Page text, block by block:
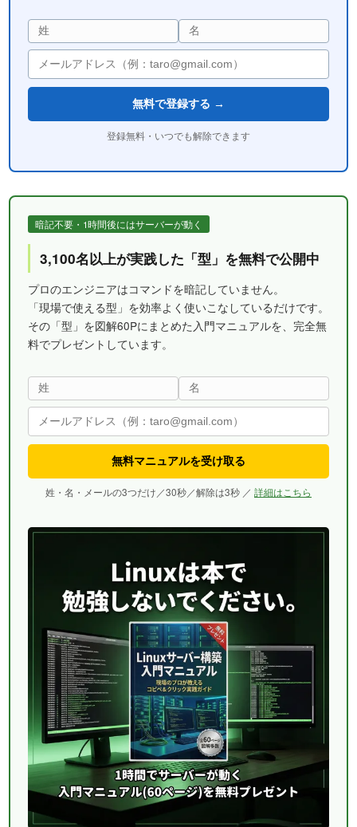
無料で登録する →
登録無料・いつでも解除できます
暗記不要・1時間後にはサーバーが動く
3,100名以上が実践した「型」を無料で公開中
プロのエンジニアはコマンドを暗記していません。
「現場で使える型」を効率よく使いこなしているだけです。
その「型」を図解60Pにまとめた入門マニュアルを、完全無
料でプレゼントしています。
無料マニュアルを受け取る
姓・名・メールの3つだけ／30秒／解除は3秒 ／ 詳細はこちら